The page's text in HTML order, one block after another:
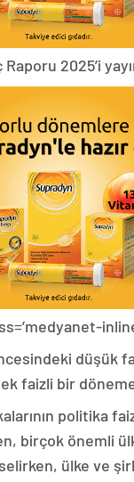
2025’i
düşük
faizli bir döneme
politika
birçok önemli
ülke ve